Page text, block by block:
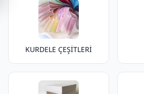
KURDELE ÇEŞİTLERİ